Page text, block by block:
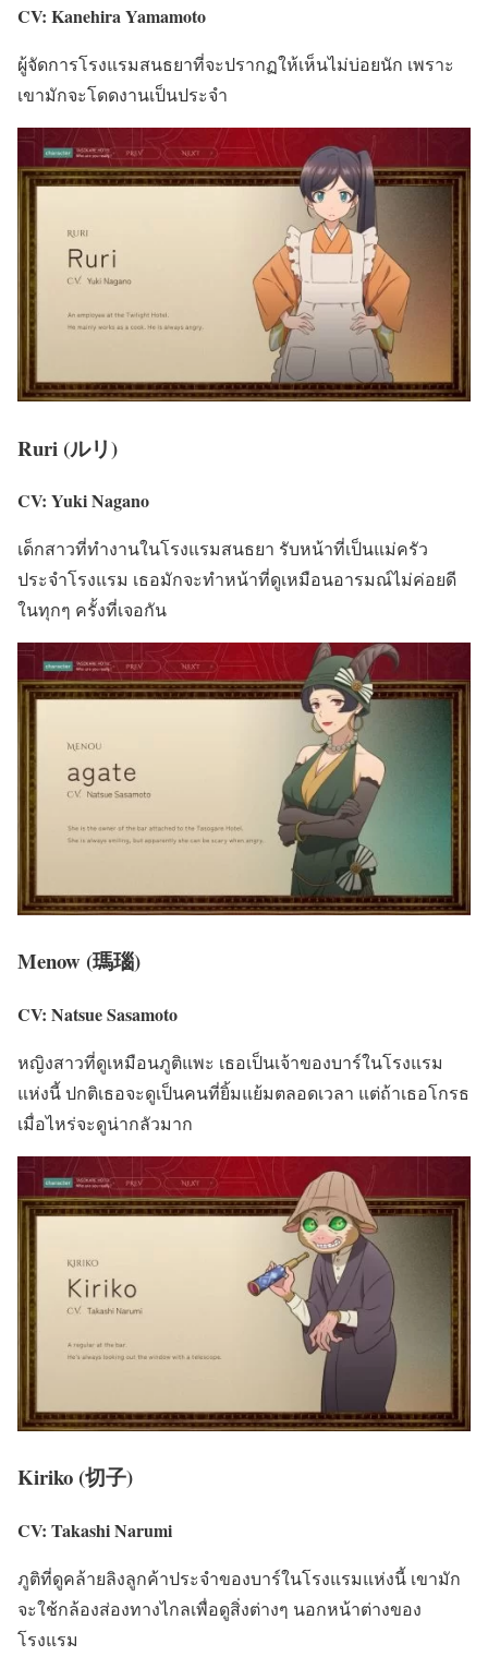
CV: Kanehira Yamamoto
ผู้จัดการโรงแรมสนธยาที่จะปรากฏให้เห็นไม่บ่อยนัก เพราะ
เขามักจะโดดงานเป็นประจำ
Ruri (ルリ)
CV: Yuki Nagano
เด็กสาวที่ทำงานในโรงแรมสนธยา รับหน้าที่เป็นแม่ครัว
ประจำโรงแรม เธอมักจะทำหน้าที่ดูเหมือนอารมณ์ไม่ค่อยดี
ในทุกๆ ครั้งที่เจอกัน
Menow (瑪瑙)
CV: Natsue Sasamoto
หญิงสาวที่ดูเหมือนภูติแพะ เธอเป็นเจ้าของบาร์ในโรงแรม
แห่งนี้ ปกติเธอจะดูเป็นคนที่ยิ้มแย้มตลอดเวลา แต่ถ้าเธอโกรธ
เมื่อไหร่จะดูน่ากลัวมาก
Kiriko (切子)
CV: Takashi Narumi
ภูติที่ดูคล้ายลิงลูกค้าประจำของบาร์ในโรงแรมแห่งนี้ เขามัก
จะใช้กล้องส่องทางไกลเพื่อดูสิ่งต่างๆ นอกหน้าต่างของ
โรงแรม